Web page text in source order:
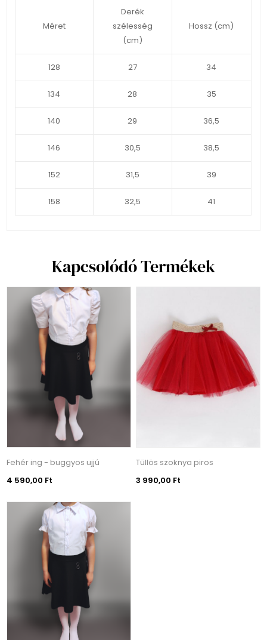
Méret
Derék
szélesség
(cm)
Hossz (cm)
128 27 34
134 28 35
140 29 36,5
146 30,5 38,5
152 31,5 39
158 32,5 41
Kapcsolódó Termékek
Fehér ing - buggyos ujjú
4 590,00 Ft
Tüllös szoknya piros
3 990,00 Ft